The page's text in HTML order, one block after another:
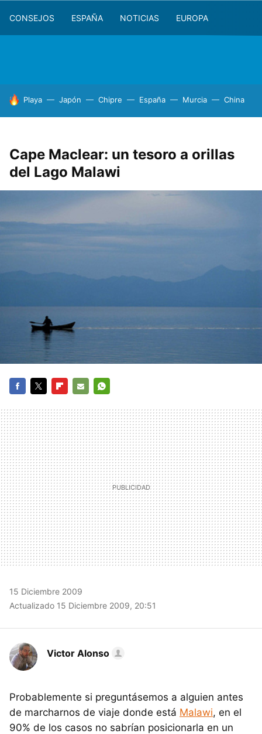
CONSEJOS ESPAÑA NOTICIAS EUROPA
HOY SE HABLA DE
Playa Japón Chipre España Murcia China
Cape Maclear: un tesoro a orillas
del Lago Malawi
MAIL
15 Diciembre 2009
Actualizado 15 Diciembre 2009, 20:51
Victor Alonso
Probablemente si preguntásemos a alguien antes
de marcharnos de viaje donde está Malawi, en el
90% de los casos no sabrían posicionarla en un